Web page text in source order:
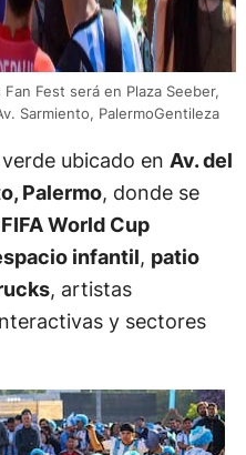
Fest será en Plaza Seeber,
Sarmiento, PalermoGentileza
ubicado en Av. del
Palermo, donde se
FIFA World Cup
infantil, patio
, artistas
y sectores